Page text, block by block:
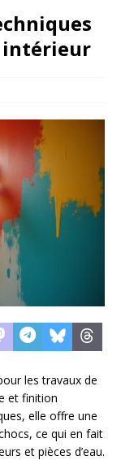
intérieur
les travaux de
et finition
elle offre une
ce qui en fait
et pièces d’eau.